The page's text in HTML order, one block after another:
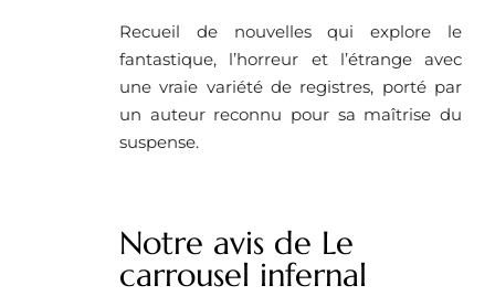
Recueil de nouvelles qui explore le
fantastique, l’horreur et l’étrange avec
une vraie variété de registres, porté par
un auteur reconnu pour sa maîtrise du
suspense.
Notre avis de Le
carrousel infernal